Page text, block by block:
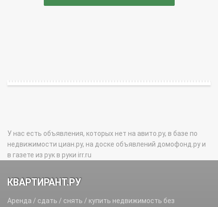
У нас есть объявления, которых нет на авито.ру, в базе по
недвижимости циан.ру, на доске объявлений домофонд.ру и
в газете из рук в руки irr.ru
КВАРТИРАНТ.РУ
Аренда / сдать / снять / купить недвижимость без